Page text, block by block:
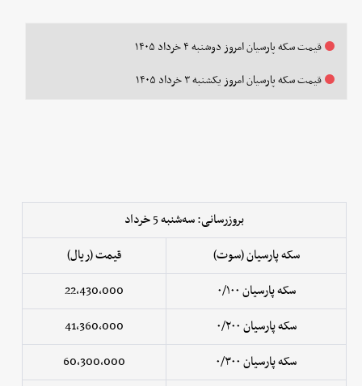
قیمت سکه پارسیان امروز دوشنبه ۴ خرداد ۱۴۰۵
قیمت سکه پارسیان امروز یکشنبه ۳ خرداد ۱۴۰۵
بروزرسانی: سه‌شنبه 5 خرداد
سکه پارسیان (سوت)
قیمت (ریال)
سکه پارسیان ۰/۱۰۰
22,430,000
سکه پارسیان ۰/۲۰۰
41,360,000
سکه پارسیان ۰/۳۰۰
60,300,000